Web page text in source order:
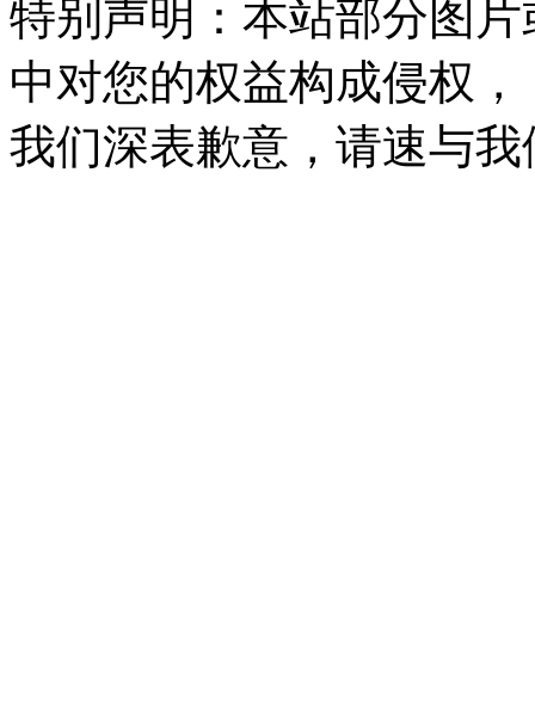
特别声明：本站部分图
中对您的权益构成侵权，
我们深表歉意，请速与